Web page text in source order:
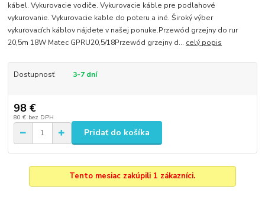
kábel. Vykurovacie vodiče. Vykurovacie káble pre podlahové
vykurovanie. Vykurovacie kable do poteru a iné. Široký výber
vykurovacích káblov nájdete v našej ponuke.Przewód grzejny do rur
20,5m 18W Matec GPRU20,5/18Przewód grzejny d... celý popis
Dostupnosť 3-7 dní
98 €
80 € bez DPH
Pridať do košíka
Tento mesiac zakúpili 1 zákazníci.